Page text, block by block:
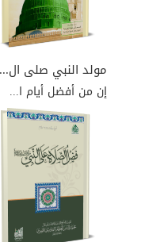
ﷺ
الل...
مولد النبي صلى ال...
إن من أفضل أيام ا...